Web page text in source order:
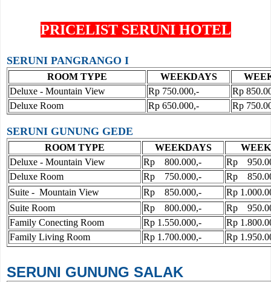
PRICELIST SERUNI HOTEL
SERUNI PANGRANGO I
ROOM TYPE WEEKDAYS
Deluxe - Mountain View
Rp 750.000,-
Rp
Deluxe Room
Rp 650.000,- Rp
SERUNI GUNUNG GEDE
ROOM TYPE WEEKDAYS
Deluxe - Mountain View
Rp 800.000,-
Rp
Deluxe Room
Rp 750.000,-
Rp
Suite - Mountain View
Rp 850.000,-
Rp
Suite Room
Rp 800.000,-
Rp
Family Conecting Room
Rp 1.550.000,-
Rp
Family Living Room
Rp 1.700.000,- Rp
SERUNI GUNUNG SALAK